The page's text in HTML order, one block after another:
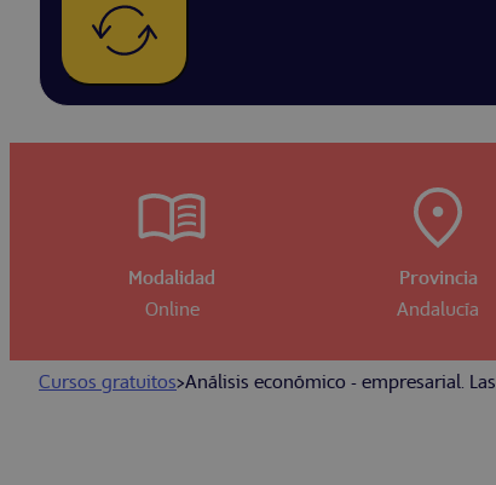
Modalidad
Online
Provincia
Andalucía
Cursos gratuitos>Análisis económico - empresarial.